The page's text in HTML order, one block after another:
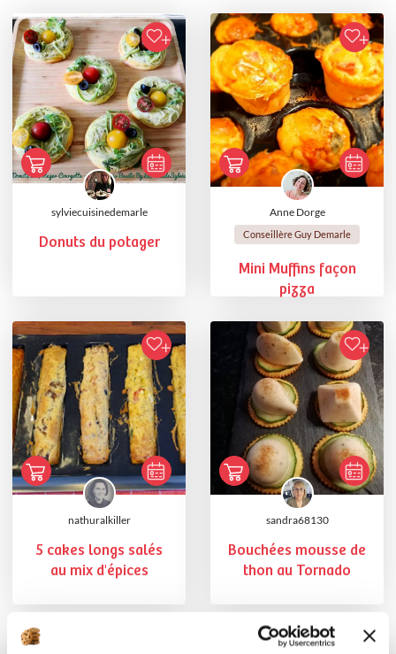
sylviecuisinedemarle
Donuts du potager
Anne Dorge
Conseillère Guy Demarle
Mini Muffins façon
pizza
nathuralkiller
5 cakes longs salés
au mix d'épices
sandra68130
Bouchées mousse de
thon au Tornado